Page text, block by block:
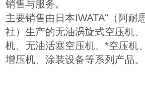
销售与服务。
主要销售由日本IWATA"（阿耐
社）生产的无油涡旋式空压机
机、无油活塞空压机、*空压机
增压机、涂装设备等系列产品。